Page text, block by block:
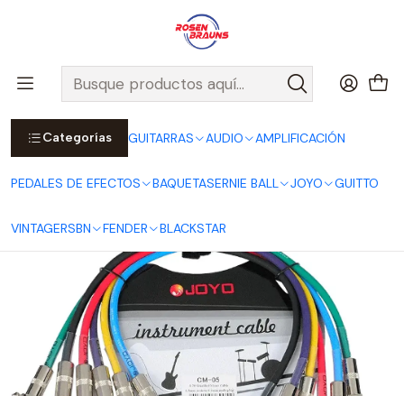
Categorías GUITARRAS AUDIO AMPLIFICACIÓN
PEDALES DE EFECTOS BAQUETASERNIE BALL JOYO GUITTO
VINTAGERSBN FENDER BLACKSTAR
Por compras sobre $25.000 en Santiago urbano, Colina o
Padre Hurtado, incluimos el despacho!
Ver Detalles
Inicio JOYO CABLES JOYO Pack 6 Patch Cables CM-05 - 36cm